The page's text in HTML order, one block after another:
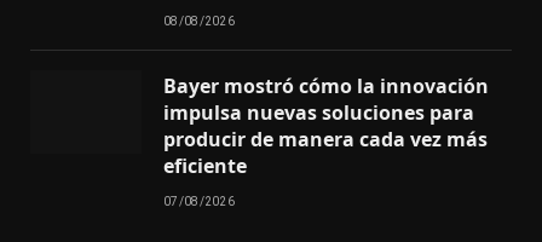
08/08/2026
Bayer mostró cómo la innovación
impulsa nuevas soluciones para
producir de manera cada vez más
eficiente
07/08/2026